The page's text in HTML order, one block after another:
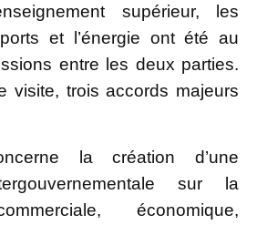
supérieur, les
et l’énergie ont été au
entre les deux parties.
visite, trois accords majeurs
la création d’une
sur la
économique,